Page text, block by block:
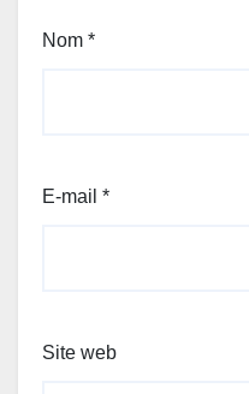
Nom *
E-mail *
Site web